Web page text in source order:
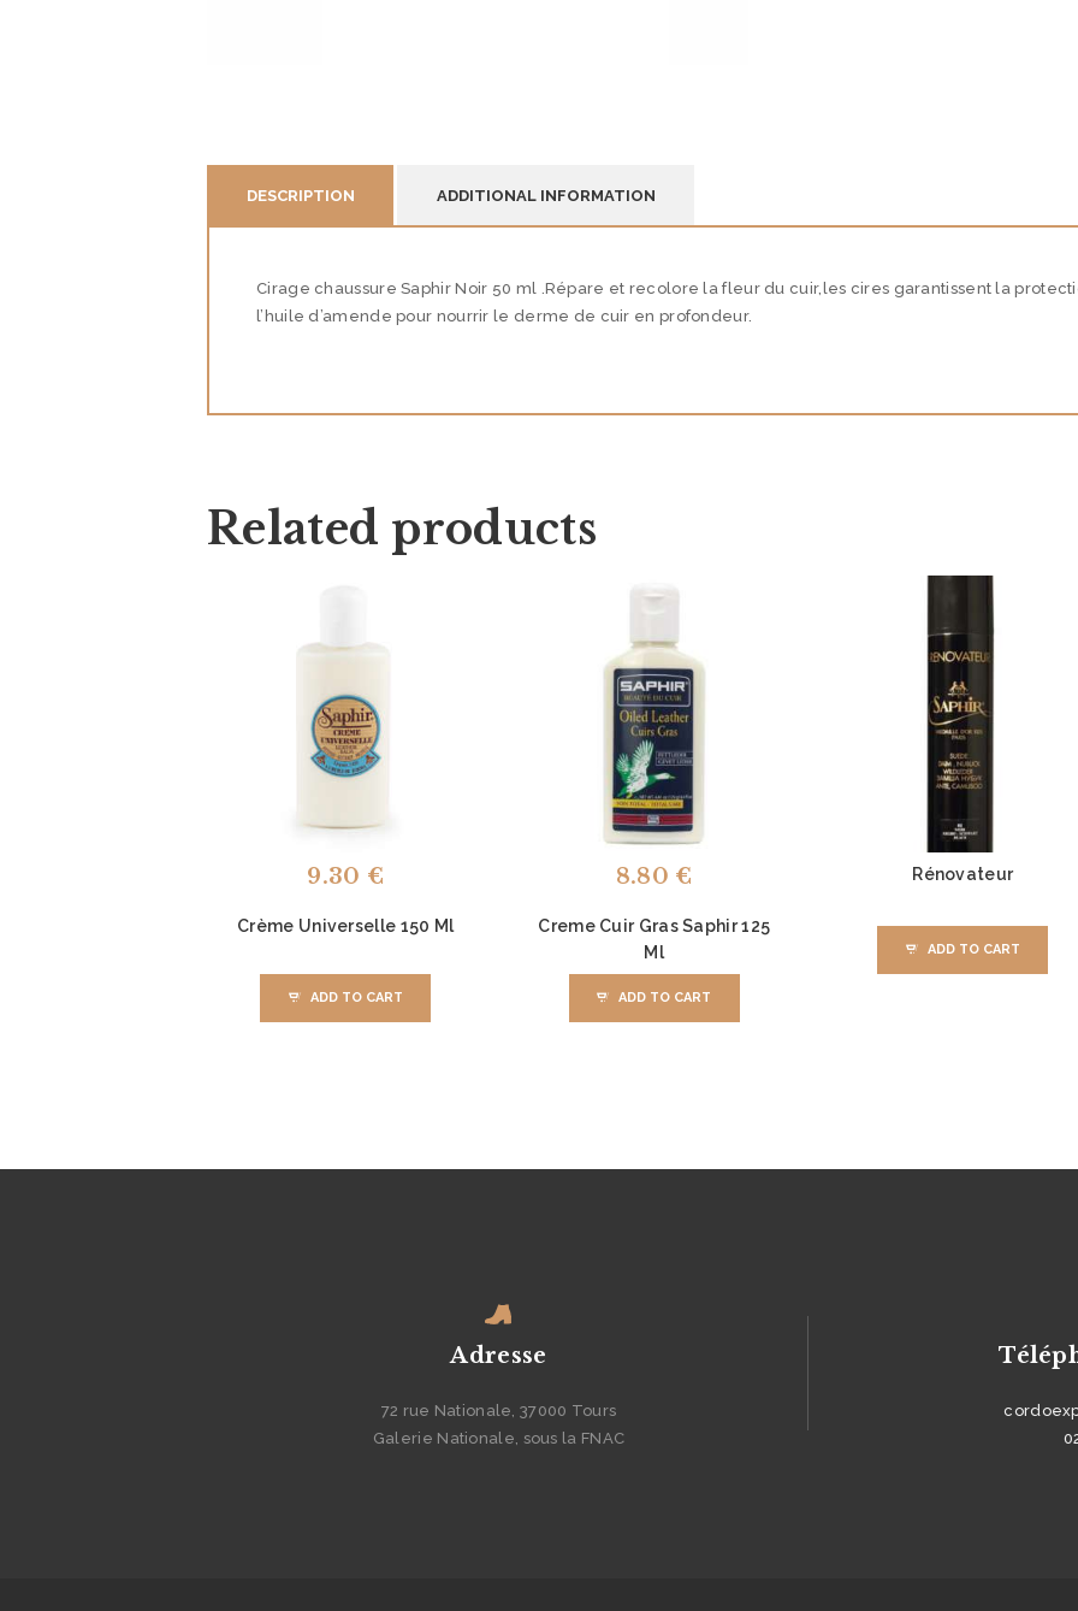
NOTRE BOUTIQUE
DESCRIPTION ADDITIONAL INFORMATION
Cirage chaussure Saphir Noir 50 ml .Répare et recolore la fleur du cuir,les cires garantissent la
l’huile d’amende pour nourrir le derme de cuir en profondeur.
Related products
Crème Universelle 150 Ml
9.30 €
ADD TO CART
Creme Cuir Gras Saphir 125
Ml
8.80 €
ADD TO CART
Rénovateur
ADD TO CART
Adresse
72 rue Nationale, 37000 Tours
Galerie Nationale, sous la FNAC